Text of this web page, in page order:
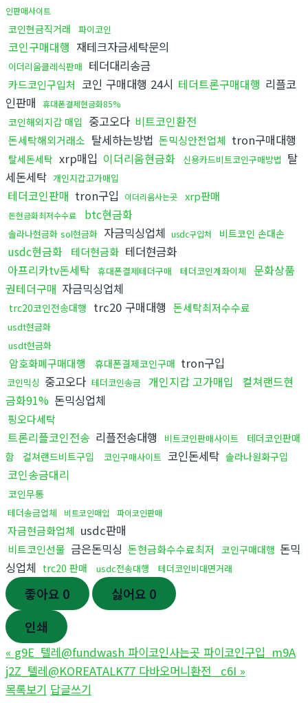
인판매사이트
코인현금직거래 파이코인
코인구매대행 재테크자금세탁문의
이더리움클레식판매 테더대리송금
카드코인구입처 코인 구매대행 24시 테더트론구매대행 리플코
인판매
휴대폰결제현금화85%
코인해외지갑 매입 중고오다 비트코인환전
돈세탁해외거래소 탈세하는방법 돈믹싱안전업체 tron구매대행
탈세돈세탁 xrp매입 이더리움현금화 신용카드비트코인구매방법 탈
세돈세탁 개인지갑고가매입
테더코인판매 tron구입 이더리움사는곳 xrp판매
돈현금화최저수수료 btc현금화
솔라나현금화 sol현금화 자금믹싱업체 usdc구입처 비트코인 손대손
usdc현금화 테더현금화 테더현금화
아프리카tv돈세탁 휴대폰결제테더구매 테더코인계좌이체
문화상품
권테더구매 자금믹싱업체
trc20코인전송대행 trc20 구매대행 돈세탁최저수수료
usdt현금화
usdt현금화
암호화폐구매대행 휴대폰결제코인구매 tron구입
코인믹싱 중고오다 테더코인송금 개인지갑 고가매입
컬쳐랜드현
금화91% 돈믹싱업체
핑오다세탁
트론리플코인전송 리플전송대행 비트코인판매사이트
테더코인판매
함
컬쳐랜드비트구입 코인구매사이트 코인돈세탁 솔라나원화구입
코인송금대리
코인무통
테더송금업체 비트코인매입 파이코인판매
자금현금화업체 usdc판매
비트코인선물 금은돈믹싱 돈현금화수수료최저 코인구매대행 돈믹
싱업체 trc20 판매 usdc전송대행 테더코인비대면거래
좋아요 0 싫어요 0
인쇄
« g9E_텔레@fundwash 파이코인사는곳 파이코인구입_m9A
j2Z_텔레@KOREATALK77 다바오머니환전 _c6I »
목록보기 답글쓰기